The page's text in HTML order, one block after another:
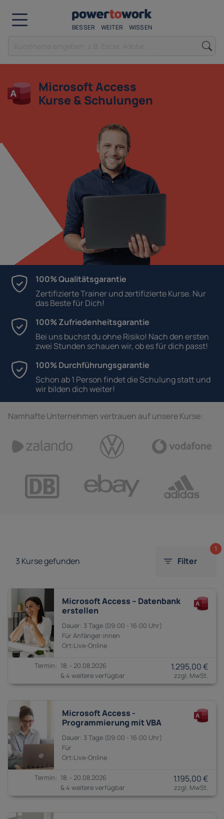
BESSER WEITER WISSEN
Microsoft Access
Kurse & Schulungen
100% Qualitätsgarantie
Zertifizierte Trainer und zertifizierte Kurse. Nur
das Beste für Dich!
100% Zufriedenheitsgarantie
Bei uns buchst du ohne Risiko! Nach den ersten
zwei Stunden schauen wir, ob es für dich passt!
100% Durchführungsgarantie
Schon ab 1 Person findet die Schulung statt und
wir bilden dich weiter!
Namhafte Unternehmen vertrauen auf unsere Kurse:
3 Kurse gefunden Filter
1
Microsoft Access – Datenbank
erstellen
3 Tage 09:00 - 16:00
Anfänger:innen
18. - 20.08.2026
& 4 weitere verfügbar
1.295,00 €
Microsoft Access -
Programmierung mit VBA
3 Tage 09:00 - 16:00
18. - 20.08.2026
& 4 weitere verfügbar
1.195,00 €